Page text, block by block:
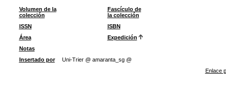
Volumen de la
colección
Fascículo de
la colección
ISSN
ISBN
Área
Expedición
Notas
Insertado por
Uni-Trier @ amaranta_sg @
Enlace